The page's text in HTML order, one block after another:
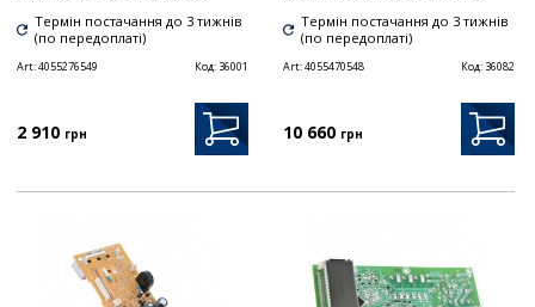
Термін постачання до 3 тижнів
(по передоплаті)
Art:4055276549 Код: 36001
2 910 грн
Термін постачання до 3 тижнів
(по передоплаті)
Art:4055470548 Код: 36082
10 660 грн